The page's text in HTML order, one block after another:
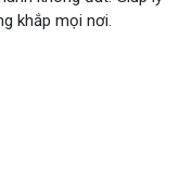
khắp mọi nơi.